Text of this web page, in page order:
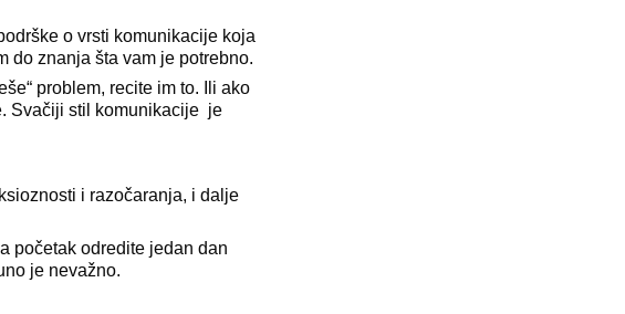
o vrsti komunikacije koja
do znanja šta vam je potrebno.
problem, recite im to. Ili ako
Svačiji stil komunikacije je
i razočaranja, i dalje
početak odredite jedan dan
je nevažno.